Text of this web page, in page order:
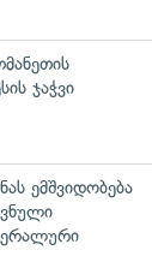
ჯაჭვი
ემშვიდობება